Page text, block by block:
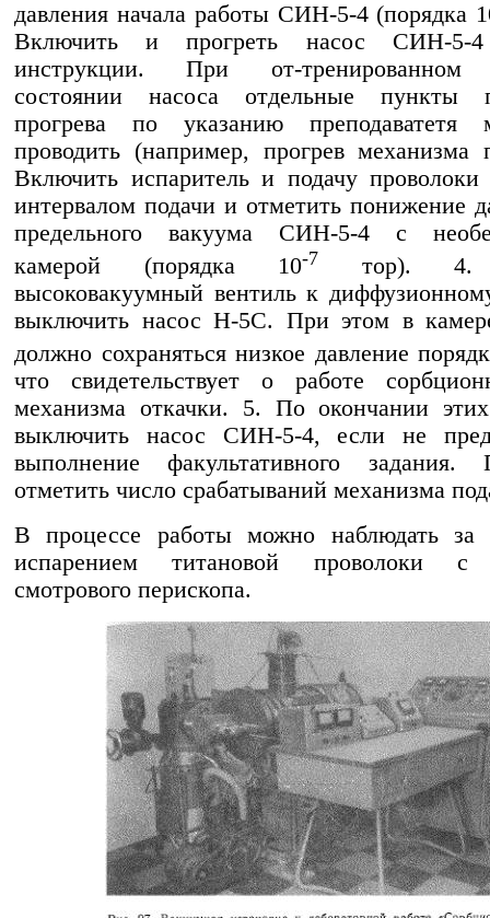
давления начала работы СИН-5-4 (порядка
Включить и прогреть насос СИН-5-4
инструкции. При от-тренированном
состоянии насоса отдельные пункты
прогрева по указанию
проводить (например, прогрев механизма
Включить испаритель и подачу
интервалом подачи и отметить понижение
предельного вакуума СИН-5-4 с
камерой (порядка 10-7
тор). 4.
высоковакуумный вентиль к
выключить насос Н-5С. При этом в
должно сохраняться низкое давление
что свидетельствует о работе
механизма откачки. 5. По окончании
выключить насос СИН-5-4, если не
выполнение факультативного
отметить число срабатываний механизма
В процессе работы можно наблюдать за
испарением титановой проволоки
смотрового перископа.